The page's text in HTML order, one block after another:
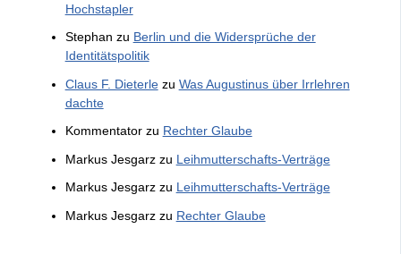
Hochstapler
Stephan zu Berlin und die Widersprüche der
Identitätspolitik
Claus F. Dieterlezu Was Augustinus über Irrlehren
dachte
Kommentatorzu Rechter Glaube
Markus Jesgarzzu Leihmutterschafts-Verträge
Markus Jesgarzzu Leihmutterschafts-Verträge
Markus Jesgarzzu Rechter Glaube